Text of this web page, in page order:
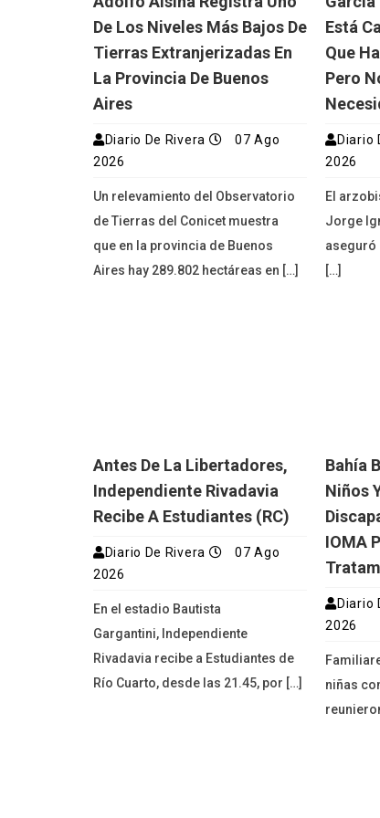
De Los Niveles Más Bajos De
Tierras Extranjerizadas En
La Provincia De Buenos
Aires
Diario De Rivera
07 Ago
2026
Un relevamiento del Observatorio
de Tierras del Conicet muestra
que en la provincia de Buenos
Aires hay 289.802 hectáreas en […]
Está
Que
Pero
Diario
2026
El
Jorge
aseguró
[…]
Antes De La Libertadores,
Independiente Rivadavia
Recibe A Estudiantes (RC)
Diario De Rivera
07 Ago
2026
En el estadio Bautista
Gargantini, Independiente
Rivadavia recibe a Estudiantes de
Río Cuarto, desde las 21.45, por […]
Bahía
Niños
IOMA
Diario
2026
niñas